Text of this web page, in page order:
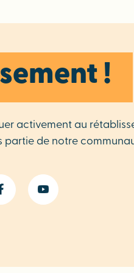
!
activement au
partie de notre